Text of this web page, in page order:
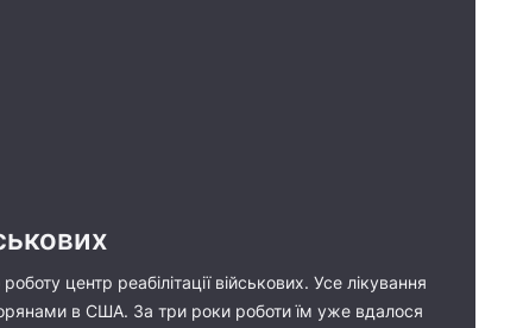
центр реабілітації військових. Усе лікування
в США. За три роки роботи їм уже вдалося